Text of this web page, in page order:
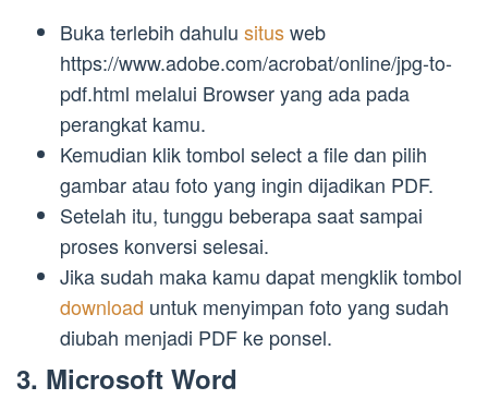
Buka terlebih dahulu situsweb
https://www.adobe.com/acrobat/online/jpg-to-
pdf.html melalui Browser yang ada pada
perangkat kamu.
Kemudian klik tombol select a file dan pilih
gambar atau foto yang ingin dijadikan PDF.
Setelah itu, tunggu beberapa saat sampai
proses konversi selesai.
Jika sudah maka kamu dapat mengklik tombol
download untuk menyimpan foto yang sudah
diubah menjadi PDF ke ponsel.
3. Microsoft Word